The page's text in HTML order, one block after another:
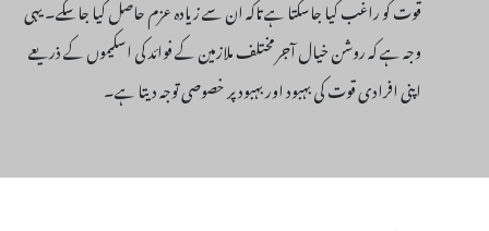
قوت کو راغب کیا جاسکتا ہے تاکہ ان سے زیادہ عزم حاصل کیا جاسکے۔ یہی
وجہ ہے کہ روشن خیال آجر مختلف ملازمین کے فوائد کی اسکیموں کے ذریعے
اپنی افرادی قوت کی بہبود اور بہبود پر خصوصی توجہ دیتا ہے۔